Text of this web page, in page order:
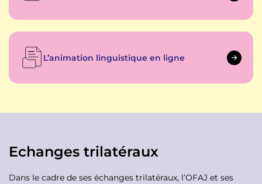
L’animation linguistique en ligne
Echanges trilatéraux
Dans le cadre de ses échanges trilatéraux, l’OFAJ et ses